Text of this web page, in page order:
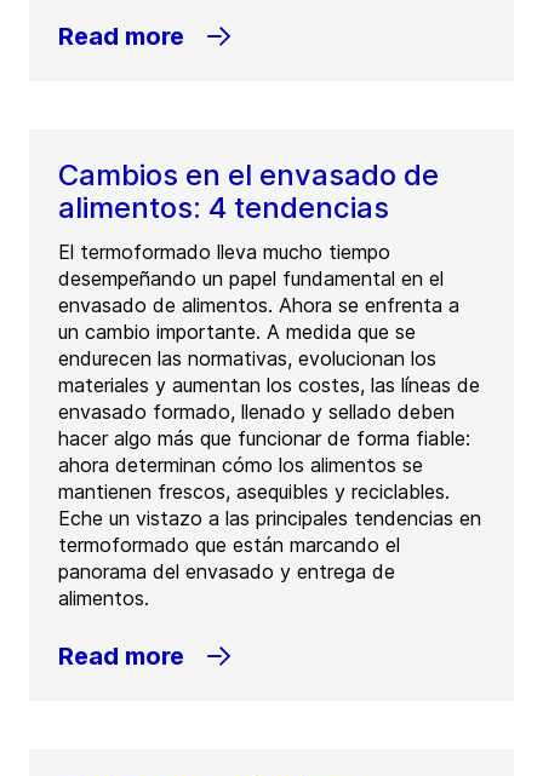
Read more
Cambios en el envasado de
alimentos: 4 tendencias
El termoformado lleva mucho tiempo
desempeñando un papel fundamental en el
envasado de alimentos. Ahora se enfrenta a
un cambio importante. A medida que se
endurecen las normativas, evolucionan los
materiales y aumentan los costes, las líneas de
envasado formado, llenado y sellado deben
hacer algo más que funcionar de forma fiable:
ahora determinan cómo los alimentos se
mantienen frescos, asequibles y reciclables.
Eche un vistazo a las principales tendencias en
termoformado que están marcando el
panorama del envasado y entrega de
alimentos.
Read more